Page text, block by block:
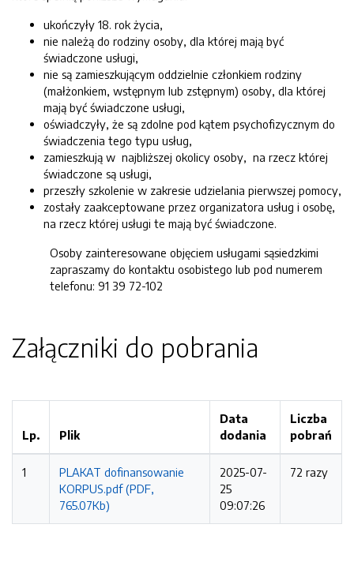
ukończyły 18. rok życia,
nie należą do rodziny osoby, dla której mają być
świadczone usługi,
nie są zamieszkującym oddzielnie członkiem rodziny
(małżonkiem, wstępnym lub zstępnym) osoby, dla której
mają być świadczone usługi,
oświadczyły, że są zdolne pod kątem psychofizycznym do
świadczenia tego typu usług,
zamieszkują w najbliższej okolicy osoby, na rzecz której
świadczone są usługi,
przeszły szkolenie w zakresie udzielania pierwszej pomocy,
zostały zaakceptowane przez organizatora usług i osobę,
na rzecz której usługi te mają być świadczone.
Osoby zainteresowane objęciem usługami sąsiedzkimi
zapraszamy do kontaktu osobistego lub pod numerem
telefonu: 91 39 72-102
Załączniki do pobrania
Lp. Plik
Data
dodania
Liczba
pobrań
1
PLAKAT dofinansowanie
KORPUS.pdf (PDF,
765.07Kb)
2025-07-
25
09:07:26
72 razy